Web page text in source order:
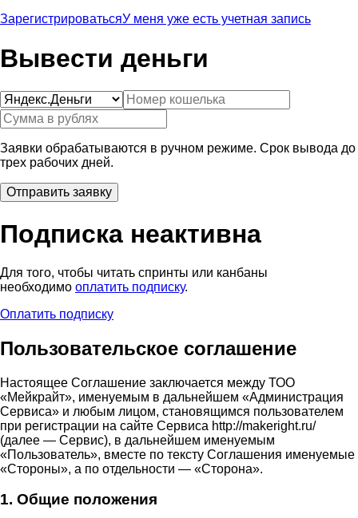
ЗарегистрироватьсяУ меня уже есть учетная запись
Вывести деньги
Заявки обрабатываются в ручном режиме. Срок вывода до
трех рабочих дней.
Подписка неактивна
Для того, чтобы читать спринты или канбаны
необходимо оплатить подписку.
Оплатить подписку
Пользовательское соглашение
Настоящее Соглашение заключается между ТОО
«Мейкрайт», именуемым в дальнейшем «Администрация
Сервиса» и любым лицом, становящимся пользователем
при регистрации на сайте Сервиса http://makeright.ru/
(далее — Сервис), в дальнейшем именуемым
«Пользователь», вместе по тексту Соглашения именуемые
«Стороны», а по отдельности — «Сторона».
1. Общие положения